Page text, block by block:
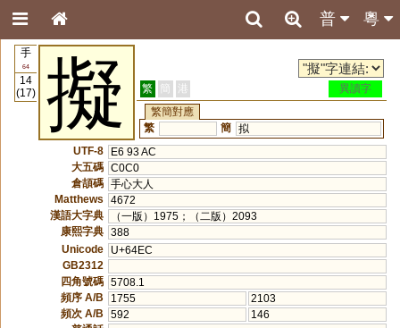
粵
普
手
64
14
(17)
擬 繁 簡 港
異讀字
繁簡對應
繁
簡 拟
UTF-8
E6 93 AC
大五碼 C0C0
倉頡碼 手心大人
Matthews
4672
漢語大字典
（一版）1975；（二版）2093
康熙字典 388
Unicode
U+64EC
GB2312
四角號碼 5708.1
頻序 A/B
1755
2103
頻次 A/B
592
146